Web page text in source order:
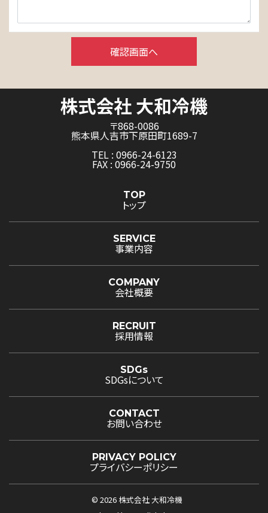
〒868-0086
熊本県人吉市下原田町1689-7
TEL : 0966-24-6123
FAX : 0966-24-9750
TOP
トップ
SERVICE
事業内容
COMPANY
会社概要
RECRUIT
採用情報
SDGs
SDGsについて
CONTACT
お問い合わせ
PRIVACY POLICY
プライバシーポリシー
© 2026 株式会社 大和冷機